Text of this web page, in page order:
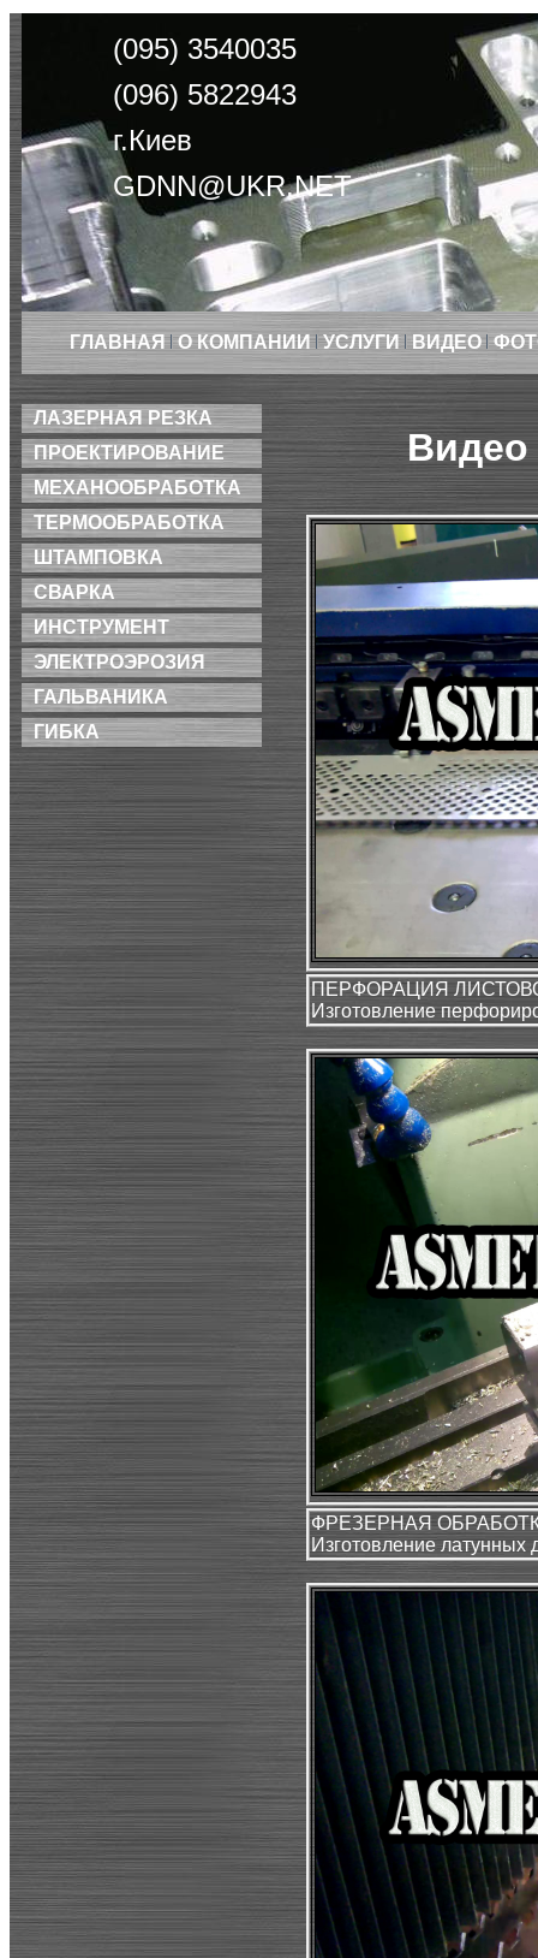
(095) 3540035
(096) 5822943
г.Киев
GDNN@UKR.NET
ГЛАВНАЯ О КОМПАНИИ УСЛУГИ ВИДЕО
ЛАЗЕРНАЯ РЕЗКА
ПРОЕКТИРОВАНИЕ
МЕХАНООБРАБОТКА
ТЕРМООБРАБОТКА
ШТАМПОВКА
СВАРКА
ИНСТРУМЕНТ
ЭЛЕКТРОЭРОЗИЯ
ГАЛЬВАНИКА
ГИБКА
Видео
ПЕРФОРАЦИЯ
Изготовление
ФРЕЗЕРНАЯ
Изготовление